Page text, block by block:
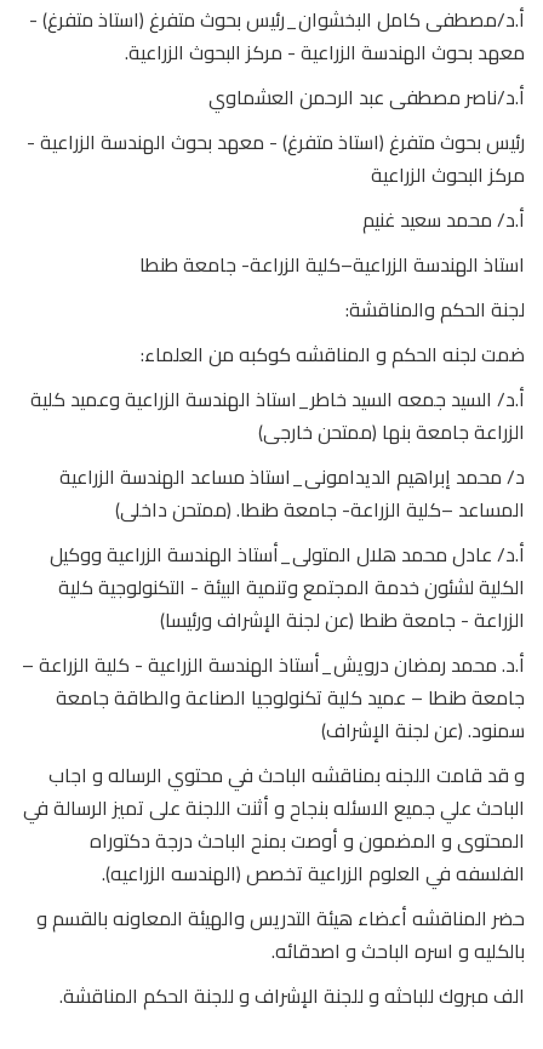
أ.د/مصطفى كامل البخشوان_رئيس بحوث متفرغ (استاذ متفرغ) -
معهد بحوث الهندسة الزراعية - مركز البحوث الزراعية.
أ.د/ناصر مصطفى عبد الرحمن العشماوي
رئيس بحوث متفرغ (استاذ متفرغ) - معهد بحوث الهندسة الزراعية -
مركز البحوث الزراعية
أ.د/ محمد سعيد غنيم
استاذ الهندسة الزراعية–كلية الزراعة- جامعة طنطا
لجنة الحكم والمناقشة:
ضمت لجنه الحكم و المناقشه كوكبه من العلماء:
أ.د/ السيد جمعه السيد خاطر_استاذ الهندسة الزراعية وعميد كلية
الزراعة جامعة بنها (ممتحن خارجى)
د/ محمد إبراهيم الديدامونى_استاذ مساعد الهندسة الزراعية
المساعد –كلية الزراعة- جامعة طنطا. (ممتحن داخلى)
أ.د/ عادل محمد هلال المتولى_أستاذ الهندسة الزراعية ووكيل
الكلية لشئون خدمة المجتمع وتنمية البيئة - التكنولوجية كلية
الزراعة - جامعة طنطا (عن لجنة الإشراف ورئيسا)
أ.د. محمد رمضان درويش_أستاذ الهندسة الزراعية - كلية الزراعة –
جامعة طنطا – عميد كلية تكنولوجيا الصناعة والطاقة جامعة
سمنود. (عن لجنة الإشراف)
و قد قامت اللجنه بمناقشه الباحث في محتوي الرساله و اجاب
الباحث علي جميع الاسئله بنجاح و أثنت اللجنة على تميز الرسالة في
المحتوى و المضمون و أوصت بمنح الباحث درجة دكتوراه
الفلسفه في العلوم الزراعية تخصص (الهندسه الزراعيه).
حضر المناقشه أعضاء هيئة التدريس والهيئة المعاونه بالقسم و
بالكليه و اسره الباحث و اصدقائه.
الف مبروك للباحثه و للجنة الإشراف و للجنة الحكم المناقشة.